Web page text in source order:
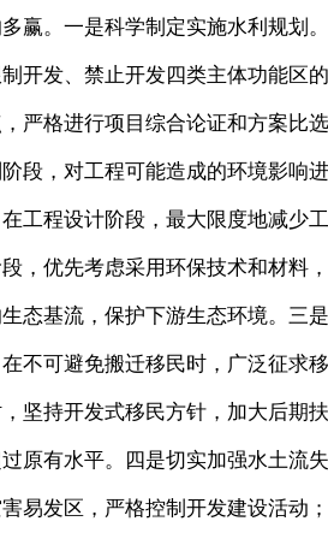
赢。一是科学制定实施水利规划
开发、禁止开发四类主体功能区的
严格进行项目综合论证和方案比
段，对工程可能造成的环境影响
工程设计阶段，最大限度地减少
，优先考虑采用环保技术和材料
态基流，保护下游生态环境。三
不可避免搬迁移民时，广泛征求
坚持开发式移民方针，加大后期
原有水平。四是切实加强水土流失
易发区，严格控制开发建设活动